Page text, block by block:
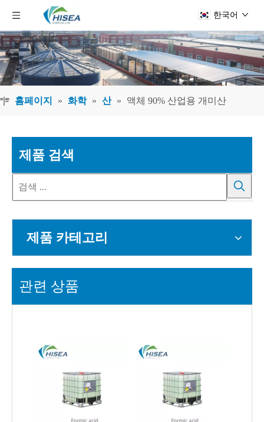
한국어
홈페이지 » 화학 » 산 » 액체 90% 산업용 개미산
제품 검색
제품 카테고리
관련 상품